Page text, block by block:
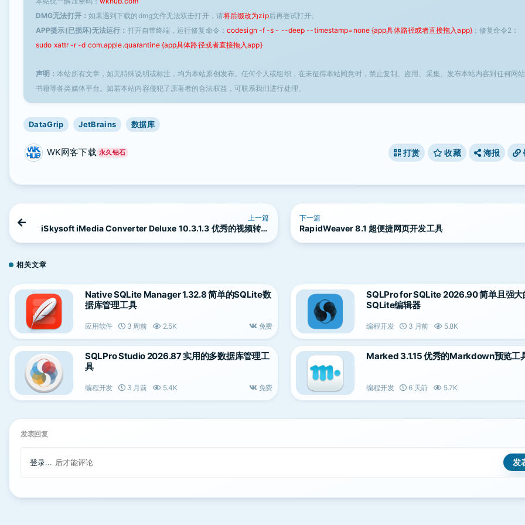
DMG无法打开： 如果遇到下载的dmg文件无法双击打开，请将后缀改为zip后再尝试打开。
APP提示(已损坏)无法运行： 打开自带终端，运行修复命令： codesign -f -s - --deep --timestamp=none {app具体路径或者直接拖入app}；修复命令2：
sudo xattr -r -d com.apple.quarantine {app具体路径或者直接拖入app}
声明：本站所有文章，如无特殊说明或标注，均为本站原创发布。任何个人或组织，在未征得本站同意时，禁止复制、盗用、采集、发布本站内容到任何网
书籍等各类媒体平台。如若本站内容侵犯了原著者的合法权益，可联系我们进行处理。
DataGrip JetBrains 数据库
WK网客下载 永久钻石 打赏 收藏 海报
上一篇
iSkysoft iMedia Converter Deluxe 10.3.1.3 优秀的视频转换
下一篇
RapidWeaver 8.1 超便捷网页开发工具
相关文章
Native SQLite Manager 1.32.8 简单的SQLite数
据库管理工具
应用软件 3 周前 2.5K 免费
SQLPro for SQLite 2026.90 简单且强大
SQLite编辑器
编程开发 3 月前 5.8K
SQLPro Studio 2026.87 实用的多数据库管理工
具
编程开发 3 月前 5.4K 免费
Marked 3.1.15 优秀的Markdown预览工
编程开发 6 天前 5.7K
发表回复
登录... 后才能评论